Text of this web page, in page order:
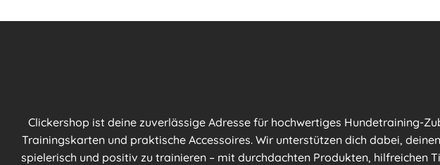
Clickershop ist deine zuverlässige Adresse für hochwertiges Hundetraining-
Trainingskarten und praktische Accessoires. Wir unterstützen dich dabei,
spielerisch und positiv zu trainieren – mit durchdachten Produkten, hilfreichen